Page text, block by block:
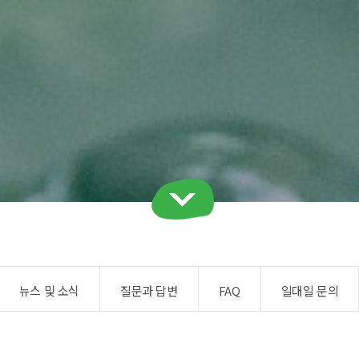
뉴스 및 소식 질문과 답변 FAQ 일대일 문의